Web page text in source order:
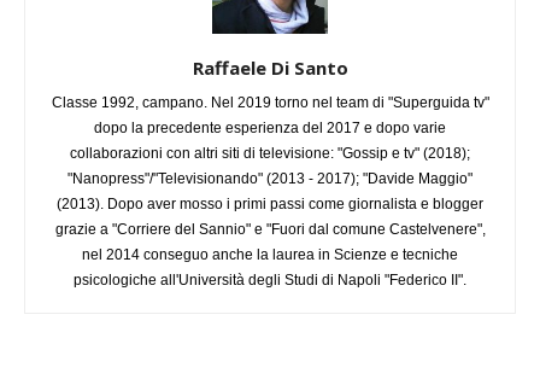
Raffaele Di Santo
Classe 1992, campano. Nel 2019 torno nel team di "Superguida tv"
dopo la precedente esperienza del 2017 e dopo varie
collaborazioni con altri siti di televisione: "Gossip e tv" (2018);
"Nanopress"/"Televisionando" (2013 - 2017); "Davide Maggio"
(2013). Dopo aver mosso i primi passi come giornalista e blogger
grazie a "Corriere del Sannio" e "Fuori dal comune Castelvenere",
nel 2014 conseguo anche la laurea in Scienze e tecniche
psicologiche all'Università degli Studi di Napoli "Federico II".